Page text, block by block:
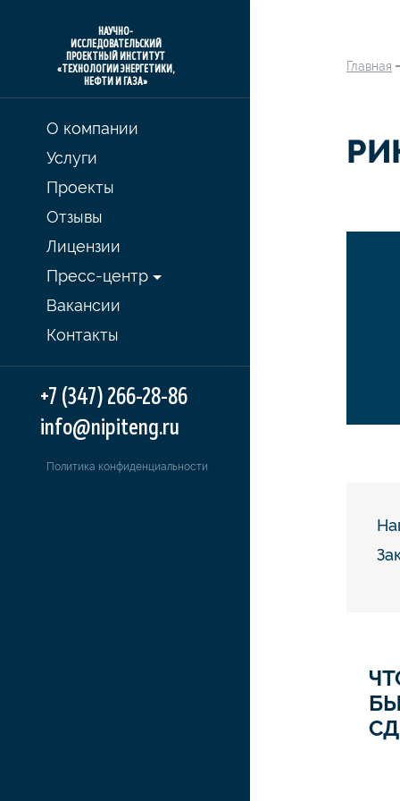
НАУЧНО-
ИССЛЕДОВАТЕЛЬСКИЙ
ПРОЕКТНЫЙ ИНСТИТУТ
«ТЕХНОЛОГИИ ЭНЕРГЕТИКИ,
НЕФТИ И ГАЗА»
О компании
Услуги
Проекты
Отзывы
Лицензии
Пресс-центр
Вакансии
Контакты
+7 (347) 266-28-86
info@nipiteng.ru
Политика конфиденциальности
Главная